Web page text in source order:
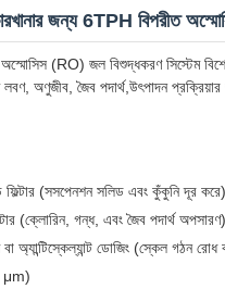
জন্য 6TPH বিপরীত
(RO) জল বিশুদ্ধকরণ সিস্টেম
লবণ, অণুজীব, জৈব পদার্থ,উৎপাদন
ফিল্টার (সসপেনশন সলিড এবং কুঁকুনি দূর করে)
(ক্লোরিন, গন্ধ, এবং জৈব পদার্থ অপসারণ)
অ্যান্টিস্কেল্যান্ট ডোজিং (স্কেল গঠন রোধ
μm)